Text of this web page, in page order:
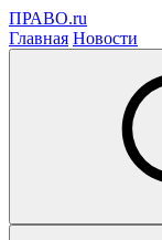
ПРАВО.ru
Главная Новости